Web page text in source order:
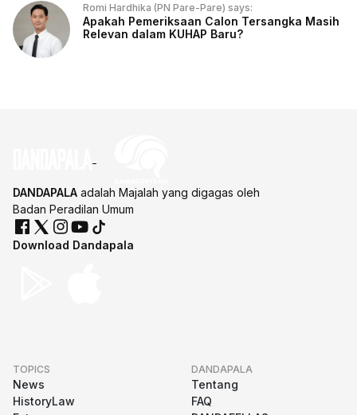
Romi Hardhika (PN Pare-Pare) says:
Apakah Pemeriksaan Calon Tersangka Masih
Relevan dalam KUHAP Baru?
DANDAPALA adalah Majalah yang digagas oleh
Badan Peradilan Umum
Download Dandapala
TOPICS
News
HistoryLaw
DANDAPALA
Tentang
FAQ